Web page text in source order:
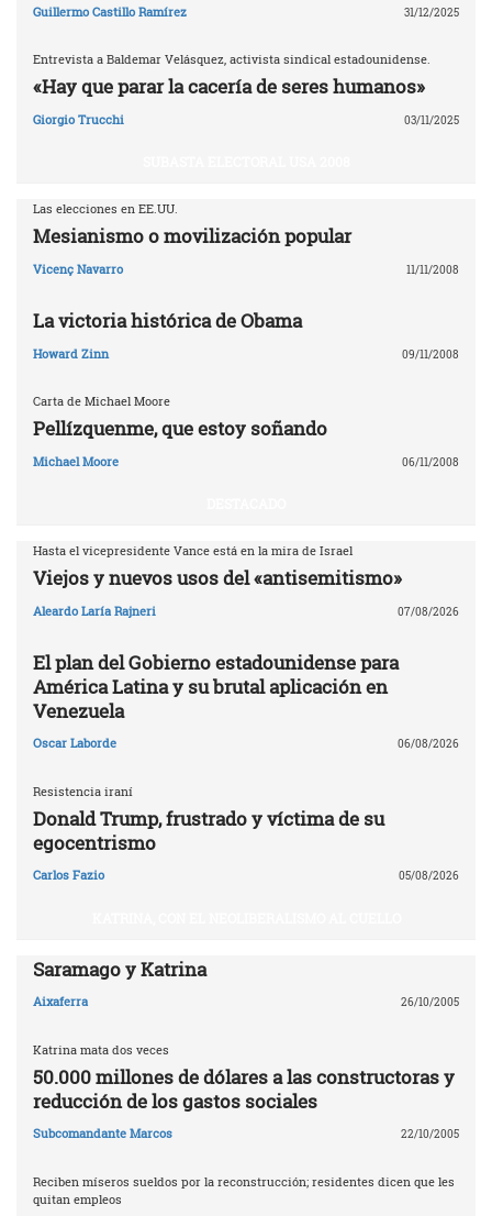
Guillermo Castillo Ramírez 31/12/2025
Entrevista a Baldemar Velásquez, activista sindical estadounidense.
«Hay que parar la cacería de seres humanos»
Giorgio Trucchi 03/11/2025
Las elecciones en EE.UU.
Mesianismo o movilización popular
Vicenç Navarro 11/11/2008
La victoria histórica de Obama
Howard Zinn 09/11/2008
Carta de Michael Moore
Pellízquenme, que estoy soñando
Michael Moore 06/11/2008
Hasta el vicepresidente Vance está en la mira de Israel
Viejos y nuevos usos del «antisemitismo»
Aleardo Laría Rajneri 07/08/2026
El plan del Gobierno estadounidense para
América Latina y su brutal aplicación en
Venezuela
Oscar Laborde 06/08/2026
Resistencia iraní
Donald Trump, frustrado y víctima de su
egocentrismo
Carlos Fazio 05/08/2026
Saramago y Katrina
Aixaferra 26/10/2005
Katrina mata dos veces
50.000 millones de dólares a las constructoras y
reducción de los gastos sociales
Subcomandante Marcos 22/10/2005
Reciben míseros sueldos por la reconstrucción; residentes dicen que les
quitan empleos